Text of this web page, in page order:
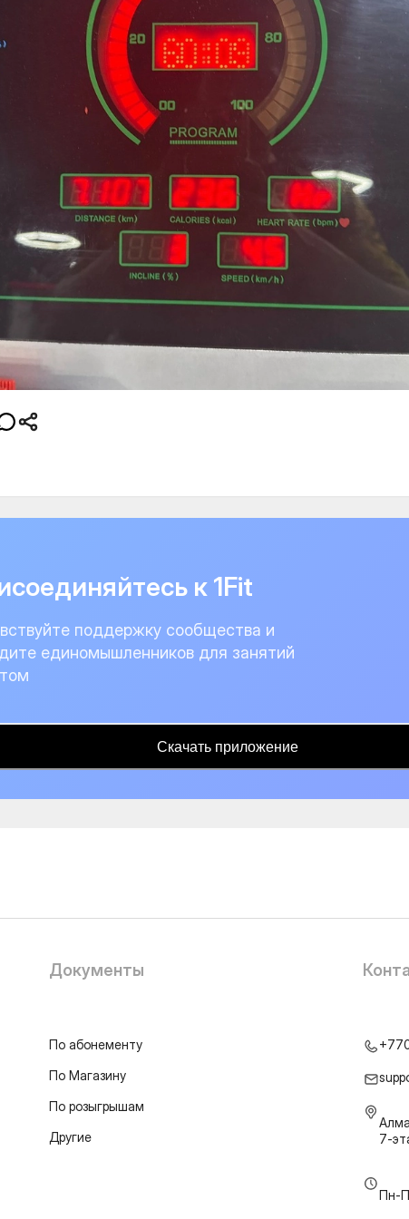
к 1Fit
поддержку сообщества и
единомышленников для занятий
Скачать приложение
Документы
По абонементу
По Магазину
По розыгрышам
Другие
7-
Пн-